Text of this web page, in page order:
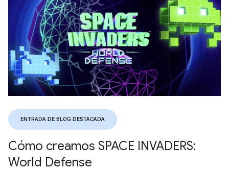
ENTRADA DE BLOG DESTACADA
Cómo creamos SPACE INVADERS:
World Defense